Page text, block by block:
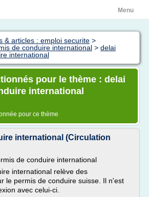
Menu
& articles : emploi securite >
de conduire international > delai
international
pour le thème : delai
international
pour ce thème
international (Circulation
de conduire international
international relève des
le permis de conduire suisse. Il n'est
avec celui-ci.